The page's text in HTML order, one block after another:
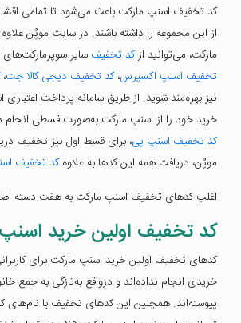
کد تخفیف اسنپ مارکت باعث می‌شود تا تمامی
از این مجموعه را داشته باشند. در سایت موپُن
مارکت، می‌توانید ازکد تخفیف سایر سوپرمارکت‌های
تخفیف اسنپ اکسپرس،کد تخفیف دیجی کالا جت،
نیز بهره‌مند شوید. از طریق سامانه پرداخت اعتباری
خرید خود را از اسنپ مارکت به‌صورت قسطی انجام
کد تخفیف اسنپ پی، برای قسط اول نیز تخفیف
موپُن، دریافت همه این کدها به علاوهکد تخفیف
اغلب کدهای تخفیف اسنپ مارکت به هفت دسته
کد تخفیف اولین خرید
کدهای تخفیف اولین خرید اسنپ مارکت برای
خریدی انجام نداده‌اند و درواقع به‌تازگی به جمع